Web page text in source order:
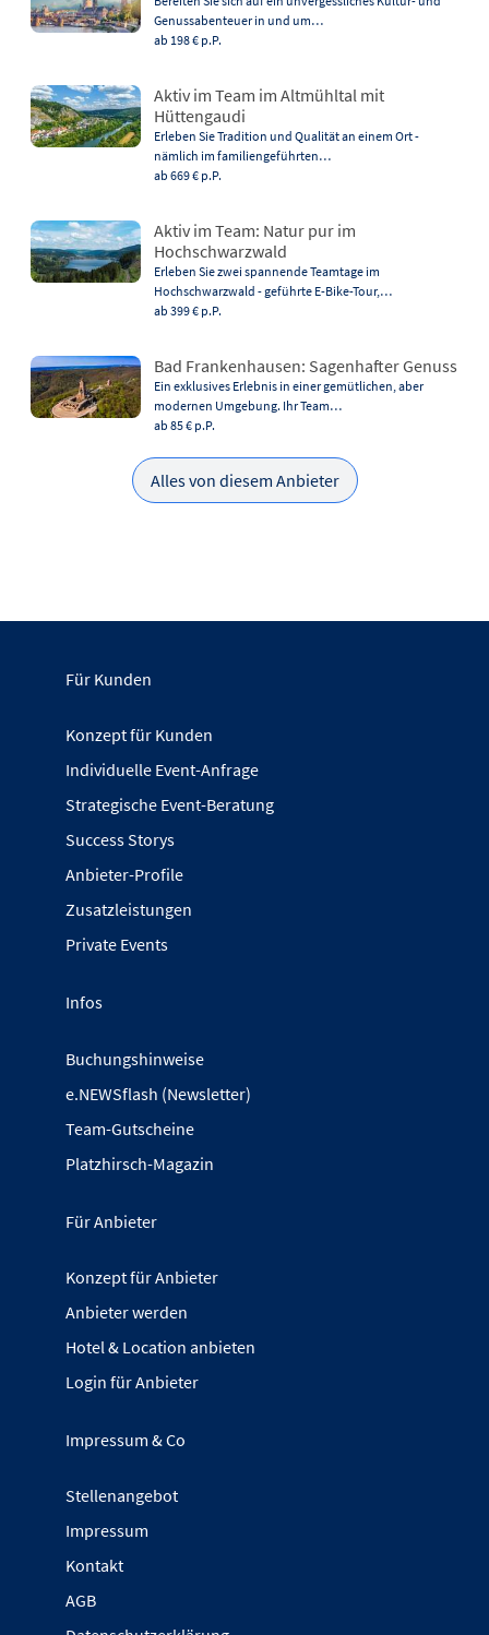
Genussabenteuer in und um…
ab 198 € p.P.
Aktiv im Team im Altmühltal mit
Hüttengaudi
Erleben Sie Tradition und Qualität an einem Ort -
nämlich im familiengeführten…
ab 669 € p.P.
Aktiv im Team: Natur pur im
Hochschwarzwald
Erleben Sie zwei spannende Teamtage im
Hochschwarzwald - geführte E-Bike-Tour,…
ab 399 € p.P.
Bad Frankenhausen: Sagenhafter Genuss
Ein exklusives Erlebnis in einer gemütlichen, aber
modernen Umgebung. Ihr Team…
ab 85 € p.P.
Alles von diesem Anbieter
Für Kunden
Konzept für Kunden
Individuelle Event-Anfrage
Strategische Event-Beratung
Success Storys
Anbieter-Profile
Zusatzleistungen
Private Events
Infos
Buchungshinweise
e.NEWSflash (Newsletter)
Team-Gutscheine
Platzhirsch-Magazin
Für Anbieter
Konzept für Anbieter
Anbieter werden
Hotel & Location anbieten
Login für Anbieter
Impressum & Co
Stellenangebot
Impressum
Kontakt
AGB